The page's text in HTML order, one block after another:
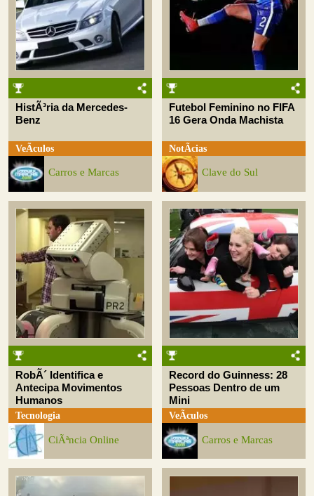
HistÃ³ria da Mercedes-
Benz
VeÃ­culos
Carros e Marcas
Futebol Feminino no FIFA
16 Gera Onda Machista
NotÃ­cias
Clave do Sul
RobÃ´ Identifica e
Antecipa Movimentos
Humanos
Tecnologia
CiÃªncia Online
Record do Guinness: 28
Pessoas Dentro de um
Mini
VeÃ­culos
Carros e Marcas